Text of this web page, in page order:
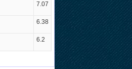
7.07
6.38
6.2